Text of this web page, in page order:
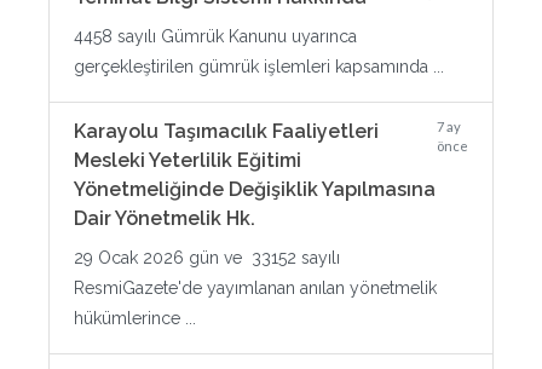
4458 sayılı Gümrük Kanunu uyarınca
gerçekleştirilen gümrük işlemleri kapsamında ...
Karayolu Taşımacılık Faaliyetleri
Mesleki Yeterlilik Eğitimi
Yönetmeliğinde Değişiklik Yapılmasına
Dair Yönetmelik Hk.
7 ay
önce
29 Ocak 2026 gün ve 33152 sayılı
ResmiGazete'de yayımlanan anılan yönetmelik
hükümlerince ...